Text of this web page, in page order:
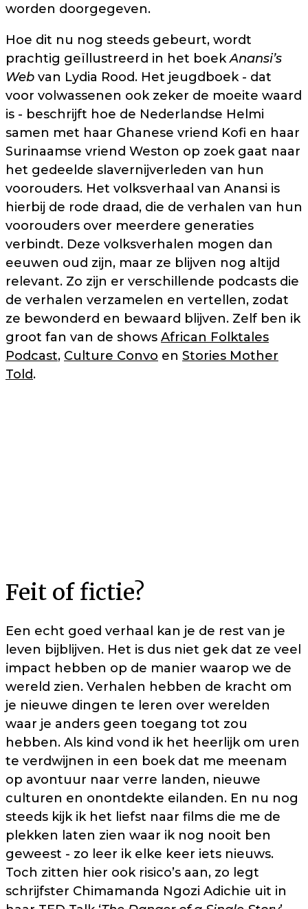
worden doorgegeven.
Hoe dit nu nog steeds gebeurt, wordt
prachtig geïllustreerd in het boekAnansi’s
Web van Lydia Rood. Het jeugdboek - dat
voor volwassenen ook zeker de moeite waard
is - beschrijft hoe de Nederlandse Helmi
samen met haar Ghanese vriend Kofi en haar
Surinaamse vriend Weston op zoek gaat naar
het gedeelde slavernijverleden van hun
voorouders. Het volksverhaal van Anansi is
hierbij de rode draad, die de verhalen van hun
voorouders over meerdere generaties
verbindt. Deze volksverhalen mogen dan
eeuwen oud zijn, maar ze blijven nog altijd
relevant. Zo zijn er verschillende podcasts die
de verhalen verzamelen en vertellen, zodat
ze bewonderd en bewaard blijven. Zelf ben ik
groot fan van de shows African Folktales
Podcast, Culture Convo en Stories Mother
Told.
Feit of fictie?
Een echt goed verhaal kan je de rest van je
leven bijblijven. Het is dus niet gek dat ze veel
impact hebben op de manier waarop we de
wereld zien. Verhalen hebben de kracht om
je nieuwe dingen te leren over werelden
waar je anders geen toegang tot zou
hebben. Als kind vond ik het heerlijk om uren
te verdwijnen in een boek dat me meenam
op avontuur naar verre landen, nieuwe
culturen en onontdekte eilanden. En nu nog
steeds kijk ik het liefst naar films die me de
plekken laten zien waar ik nog nooit ben
geweest - zo leer ik elke keer iets nieuws.
Toch zitten hier ook risico’s aan, zo legt
schrijfster Chimamanda Ngozi Adichie uit in